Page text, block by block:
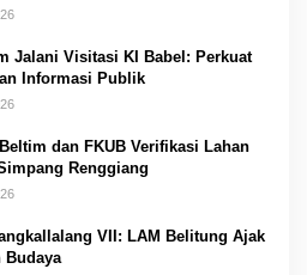
Jalani Visitasi KI Babel: Perkuat
Informasi Publik
dan FKUB Verifikasi Lahan
Renggiang
VII: LAM Belitung Ajak
Budaya